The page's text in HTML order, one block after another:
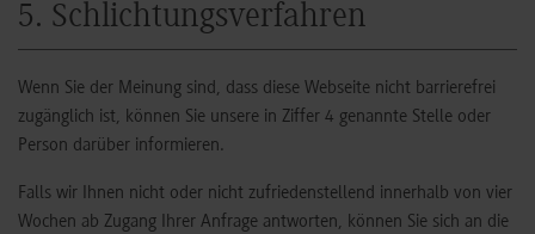
5. Schlichtungsverfahren
Wenn Sie der Meinung sind, dass diese Webseite nicht barrierefrei
zugänglich ist, können Sie unsere in Ziffer 4 genannte Stelle oder
Person darüber informieren.
Falls wir Ihnen nicht oder nicht zufriedenstellend innerhalb von vier
Wochen ab Zugang Ihrer Anfrage antworten, können Sie sich an die